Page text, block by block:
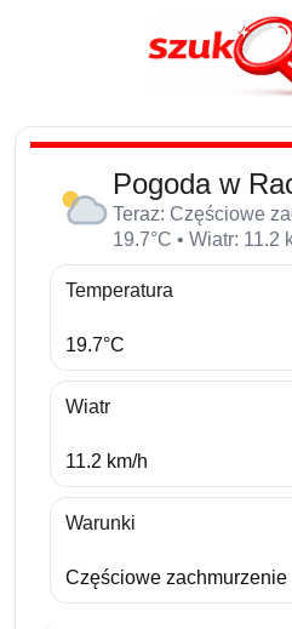
Pogoda w
Teraz: Częściowe
19.7°C • Wiatr: 11.2
Temperatura
19.7°C
Wiatr
11.2 km/h
Warunki
Częściowe zachmurzenie